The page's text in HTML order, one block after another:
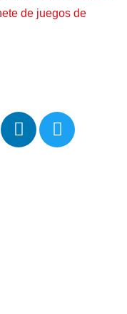
de juegos de